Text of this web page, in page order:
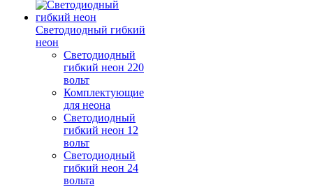
Светодиодный гибкий
неон
Светодиодный
гибкий неон 220
вольт
Комплектующие
для неона
Светодиодный
гибкий неон 12
вольт
Светодиодный
гибкий неон 24
вольта